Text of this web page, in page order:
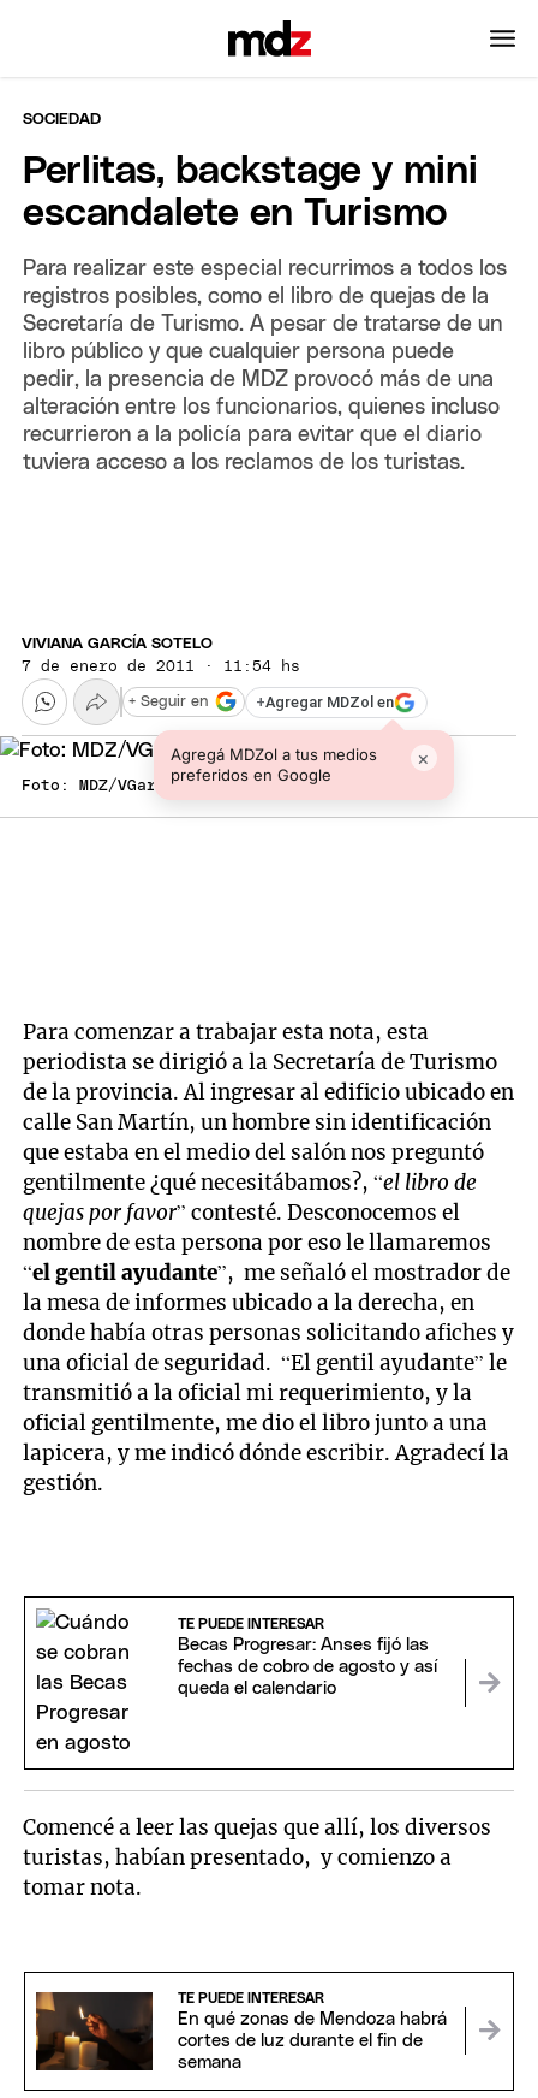
SOCIEDAD
Perlitas, backstage y mini
escandalete en Turismo
Para realizar este especial recurrimos a todos los
registros posibles, como el libro de quejas de la
Secretaría de Turismo. A pesar de tratarse de un
libro público y que cualquier persona puede
pedir, la presencia de MDZ provocó más de una
alteración entre los funcionarios, quienes incluso
recurrieron a la policía para evitar que el diario
tuviera acceso a los reclamos de los turistas.
VIVIANA GARCÍA SOTELO
7 de enero de 2011 · 11:54 hs
+Agregar MDZol en
Agregá MDZol a tus medios
preferidos en Google
×
+ Seguir en
Foto: MDZ/VGarcía Sotelo
Para comenzar a trabajar esta nota, esta
periodista se dirigió a la Secretaría de Turismo
de la provincia. Al ingresar al edificio ubicado en
calle San Martín, un hombre sin identificación
que estaba en el medio del salón nos preguntó
gentilmente ¿qué necesitábamos?, “el libro de
quejas por favor” contesté. Desconocemos el
nombre de esta persona por eso le llamaremos
“el gentil ayudante”, me señaló el mostrador de
la mesa de informes ubicado a la derecha, en
donde había otras personas solicitando afiches y
una oficial de seguridad. “El gentil ayudante” le
transmitió a la oficial mi requerimiento, y la
oficial gentilmente, me dio el libro junto a una
lapicera, y me indicó dónde escribir. Agradecí la
gestión.
TE PUEDE INTERESAR
Becas Progresar: Anses fijó las
fechas de cobro de agosto y así
queda el calendario
Comencé a leer las quejas que allí, los diversos
turistas, habían presentado, y comienzo a
tomar nota.
TE PUEDE INTERESAR
En qué zonas de Mendoza habrá
cortes de luz durante el fin de
semana